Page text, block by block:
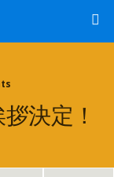
決定！